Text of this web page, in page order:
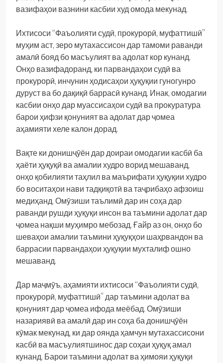
вазифаҳои вазнини касбии худ омода мекунад.
Ихтисоси “Фаъолияти судӣ, прокурорӣ, муфаттишӣ”
муҳим аст, зеро мутахассисон дар тамоми раванди
амалӣ бояд бо масъулият ва адолат кор кунанд.
Онҳо вазифадоранд, ки парвандаҳои судӣ ва
прокурорӣ, инчунин ҳодисаҳои ҳуқуқии гуногунро
дуруст ва бо дақиқӣ баррасӣ кунанд. Инак, омодагии
касбии онҳо дар муассисаҳои судӣ ва прокуратура
барои ҳифзи қонуният ва адолат дар ҷомеа
аҳамияти хеле калон дорад.
Вақте ки донишҷӯён дар доираи омодагии касбӣ ба
ҳаёти ҳуқуқӣ ва амалии худро ворид мешаванд,
онҳо қобилияти таҳлил ва маърифати ҳуқуқии худро
бо воситаҳои нави тадқиқотӣ ва таҷрибаҳо афзоиш
медиҳанд. Омӯзиши таълимӣ дар ин соҳа дар
раванди рушди ҳуқуқи инсон ва таъмини адолат дар
ҷомеа нақши муҳимро мебозад. Ғайр аз он, онҳо бо
шеваҳои амалии таъмини ҳуқуқҳои шаҳрвандон ва
баррасии парвандаҳои ҳуқуқии мухталиф ошно
мешаванд.
Дар маҷмӯъ, аҳамияти ихтисоси “Фаъолияти судӣ,
прокурорӣ, муфаттишӣ” дар таъмини адолат ва
қонуният дар ҷомеа ифода меёбад. Омӯзиши
назариявӣ ва амалӣ дар ин соҳа ба донишҷӯён
кӯмак мекунад, ки дар оянда ҳамчун мутахассисони
касбӣ ва масъулиятшинос дар соҳаи ҳуқуқ амал
кунанд. Барои таъмини адолат ва ҳимояи ҳуқуқи